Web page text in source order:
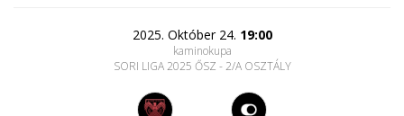
2025. Október 24. 19:00
kaminokupa
SORI LIGA 2025 ŐSZ - 2/A OSZTÁLY